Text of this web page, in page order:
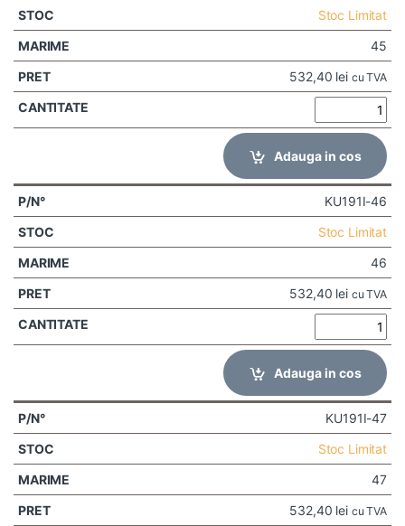
Stoc Limitat
45
532,40 lei cu TVA
Adauga in cos
KU191I-46
Stoc Limitat
46
532,40 lei cu TVA
Adauga in cos
KU191I-47
Stoc Limitat
47
532,40 lei cu TVA